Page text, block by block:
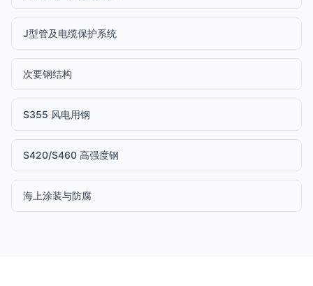
J型管及电缆保护系统
次要钢结构
S355 风电用钢
S420/S460 高强度钢
海上涂装与防腐